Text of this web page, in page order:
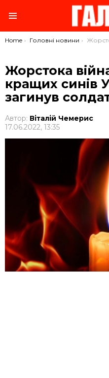
You are here:
Home Головні новини Жорстока війна забирає кращих
Жорстока
кращих синів
загинув
Автор: Віталій Чемерис
17.06.2022, 13:35